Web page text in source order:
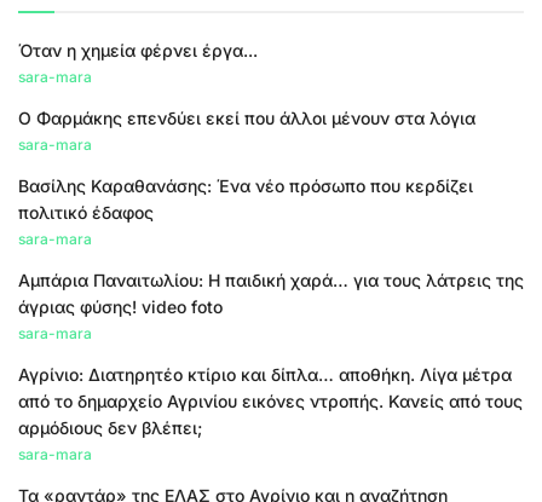
Όταν η χημεία φέρνει έργα...
sara-mara
Ο Φαρμάκης επενδύει εκεί που άλλοι μένουν στα λόγια
sara-mara
Βασίλης Καραθανάσης: Ένα νέο πρόσωπο που κερδίζει
πολιτικό έδαφος
sara-mara
Αμπάρια Παναιτωλίου: Η παιδική χαρά… για τους λάτρεις της
άγριας φύσης! video foto
sara-mara
Αγρίνιο: Διατηρητέο κτίριο και δίπλα… αποθήκη. Λίγα μέτρα
από το δημαρχείο Αγρινίου εικόνες ντροπής. Κανείς από τους
αρμόδιους δεν βλέπει;
sara-mara
Τα «ραντάρ» της ΕΛΑΣ στο Αγρίνιο και η αναζήτηση